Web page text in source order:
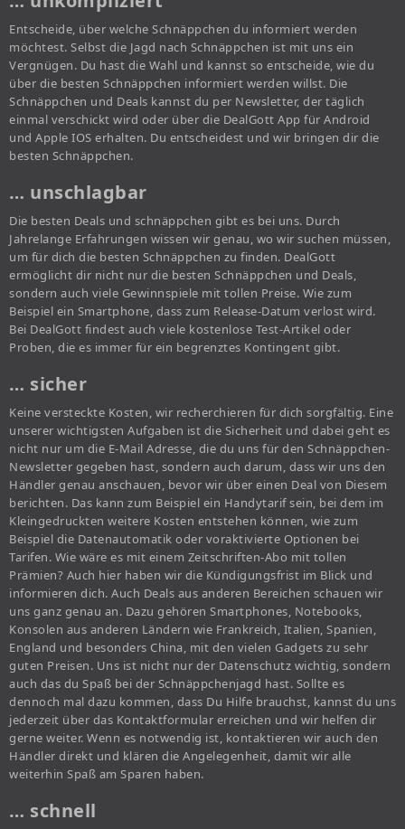
Entscheide, über welche Schnäppchen du informiert werden
möchtest. Selbst die Jagd nach Schnäppchen ist mit uns ein
Vergnügen. Du hast die Wahl und kannst so entscheide, wie du
über die besten Schnäppchen informiert werden willst. Die
Schnäppchen und Deals kannst du per Newsletter, der täglich
einmal verschickt wird oder über die DealGott App für Android
und Apple IOS erhalten. Du entscheidest und wir bringen dir die
besten Schnäppchen.
… unschlagbar
Die besten Deals und schnäppchen gibt es bei uns. Durch
Jahrelange Erfahrungen wissen wir genau, wo wir suchen müssen,
um für dich die besten Schnäppchen zu finden. DealGott
ermöglicht dir nicht nur die besten Schnäppchen und Deals,
sondern auch viele Gewinnspiele mit tollen Preise. Wie zum
Beispiel ein Smartphone, dass zum Release-Datum verlost wird.
Bei DealGott findest auch viele kostenlose Test-Artikel oder
Proben, die es immer für ein begrenztes Kontingent gibt.
… sicher
Keine versteckte Kosten, wir recherchieren für dich sorgfältig. Eine
unserer wichtigsten Aufgaben ist die Sicherheit und dabei geht es
nicht nur um die E-Mail Adresse, die du uns für den Schnäppchen-
Newsletter gegeben hast, sondern auch darum, dass wir uns den
Händler genau anschauen, bevor wir über einen Deal von Diesem
berichten. Das kann zum Beispiel ein Handytarif sein, bei dem im
Kleingedruckten weitere Kosten entstehen können, wie zum
Beispiel die Datenautomatik oder voraktivierte Optionen bei
Tarifen. Wie wäre es mit einem Zeitschriften-Abo mit tollen
Prämien? Auch hier haben wir die Kündigungsfrist im Blick und
informieren dich. Auch Deals aus anderen Bereichen schauen wir
uns ganz genau an. Dazu gehören Smartphones, Notebooks,
Konsolen aus anderen Ländern wie Frankreich, Italien, Spanien,
England und besonders China, mit den vielen Gadgets zu sehr
guten Preisen. Uns ist nicht nur der Datenschutz wichtig, sondern
auch das du Spaß bei der Schnäppchenjagd hast. Sollte es
dennoch mal dazu kommen, dass Du Hilfe brauchst, kannst du uns
jederzeit über das Kontaktformular erreichen und wir helfen dir
gerne weiter. Wenn es notwendig ist, kontaktieren wir auch den
Händler direkt und klären die Angelegenheit, damit wir alle
weiterhin Spaß am Sparen haben.
… schnell